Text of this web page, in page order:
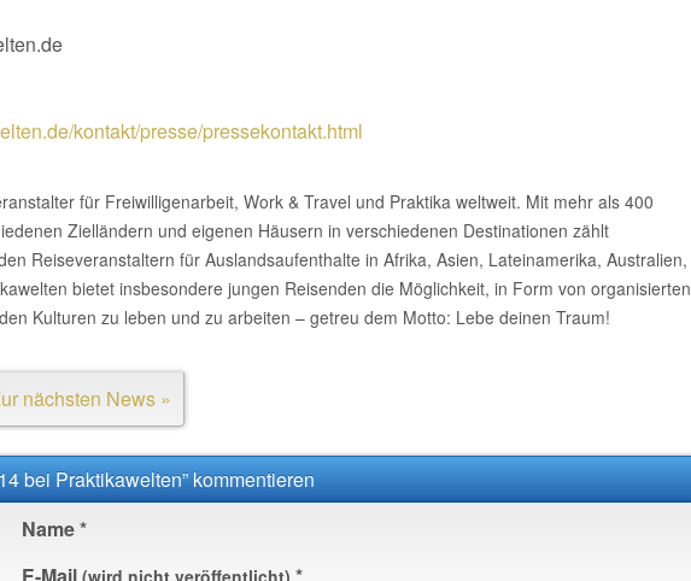
kontakt/presse/pressekontakt.html
für Freiwilligenarbeit, Work & Travel und Praktika weltweit. Mit mehr als 400
Zielländern und eigenen Häusern in verschiedenen Destinationen zählt
Reiseveranstaltern für Auslandsaufenthalte in Afrika, Asien, Lateinamerika, Australien,
bietet insbesondere jungen Reisenden die Möglichkeit, in Form von organisierten
Kulturen zu leben und zu arbeiten – getreu dem Motto: Lebe deinen Traum!
nächsten News »
bei Praktikawelten” kommentieren
Name*
(wird nicht veröffentlicht)